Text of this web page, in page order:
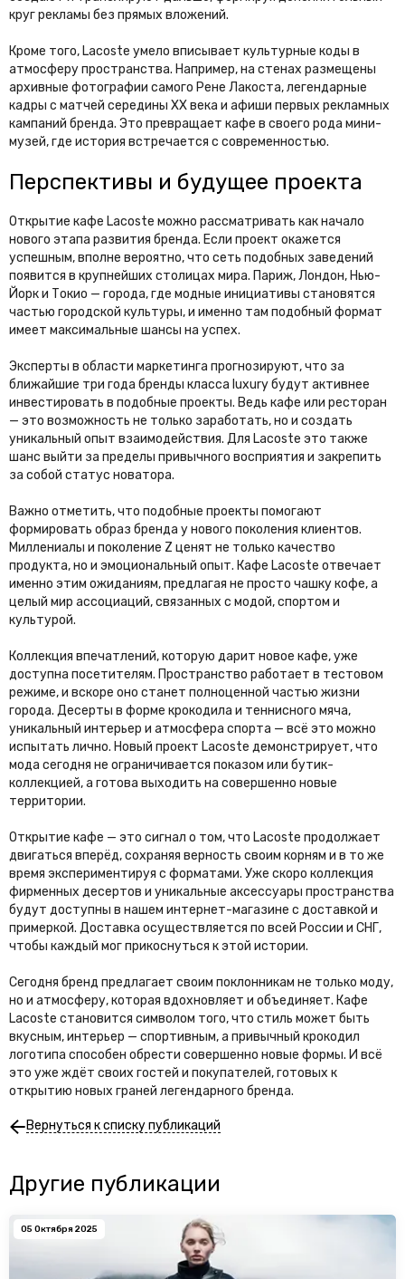
круг рекламы без прямых вложений.
Кроме того, Lacoste умело вписывает культурные коды в
атмосферу пространства. Например, на стенах размещены
архивные фотографии самого Рене Лакоста, легендарные
кадры с матчей середины XX века и афиши первых рекламных
кампаний бренда. Это превращает кафе в своего рода мини-
музей, где история встречается с современностью.
Перспективы и будущее проекта
Открытие кафе Lacoste можно рассматривать как начало
нового этапа развития бренда. Если проект окажется
успешным, вполне вероятно, что сеть подобных заведений
появится в крупнейших столицах мира. Париж, Лондон, Нью-
Йорк и Токио — города, где модные инициативы становятся
частью городской культуры, и именно там подобный формат
имеет максимальные шансы на успех.
Эксперты в области маркетинга прогнозируют, что за
ближайшие три года бренды класса luxury будут активнее
инвестировать в подобные проекты. Ведь кафе или ресторан
— это возможность не только заработать, но и создать
уникальный опыт взаимодействия. Для Lacoste это также
шанс выйти за пределы привычного восприятия и закрепить
за собой статус новатора.
Важно отметить, что подобные проекты помогают
формировать образ бренда у нового поколения клиентов.
Миллениалы и поколение Z ценят не только качество
продукта, но и эмоциональный опыт. Кафе Lacoste отвечает
именно этим ожиданиям, предлагая не просто чашку кофе, а
целый мир ассоциаций, связанных с модой, спортом и
культурой.
Коллекция впечатлений, которую дарит новое кафе, уже
доступна посетителям. Пространство работает в тестовом
режиме, и вскоре оно станет полноценной частью жизни
города. Десерты в форме крокодила и теннисного мяча,
уникальный интерьер и атмосфера спорта — всё это можно
испытать лично. Новый проект Lacoste демонстрирует, что
мода сегодня не ограничивается показом или бутик-
коллекцией, а готова выходить на совершенно новые
территории.
Открытие кафе — это сигнал о том, что Lacoste продолжает
двигаться вперёд, сохраняя верность своим корням и в то же
время экспериментируя с форматами. Уже скоро коллекция
фирменных десертов и уникальные аксессуары пространства
будут доступны в нашем интернет-магазине с доставкой и
примеркой. Доставка осуществляется по всей России и СНГ,
чтобы каждый мог прикоснуться к этой истории.
Сегодня бренд предлагает своим поклонникам не только моду,
но и атмосферу, которая вдохновляет и объединяет. Кафе
Lacoste становится символом того, что стиль может быть
вкусным, интерьер — спортивным, а привычный крокодил
логотипа способен обрести совершенно новые формы. И всё
это уже ждёт своих гостей и покупателей, готовых к
открытию новых граней легендарного бренда.
Вернуться к списку публикаций
Другие публикации
05 Октября 2025